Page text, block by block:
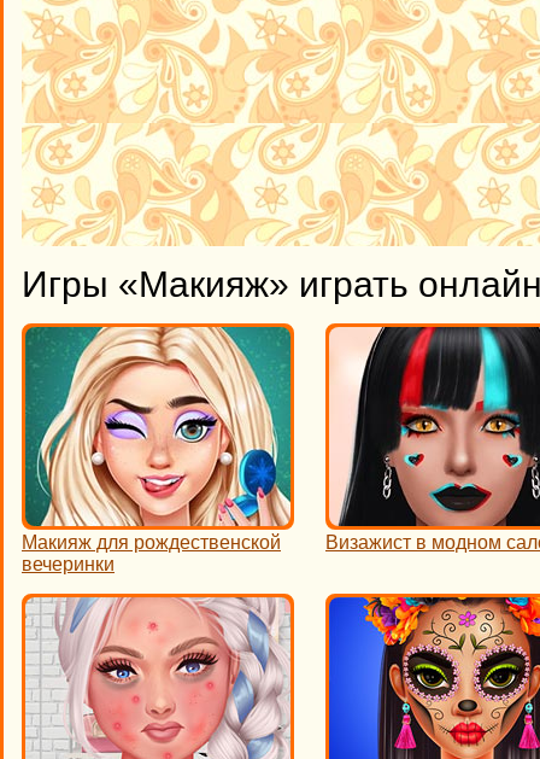
Игры «Макияж» играть
Макияж для рождественской
вечеринки
Визажист в модном